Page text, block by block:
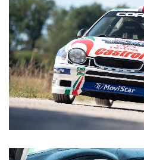
Vanaf € 37.500,-
Proace Max (excl. BTW)
ELEKTRISCH